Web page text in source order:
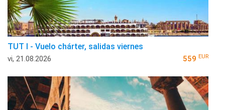
TUT I - Vuelo chárter, salidas viernes
vi, 21.08.2026 559 EUR